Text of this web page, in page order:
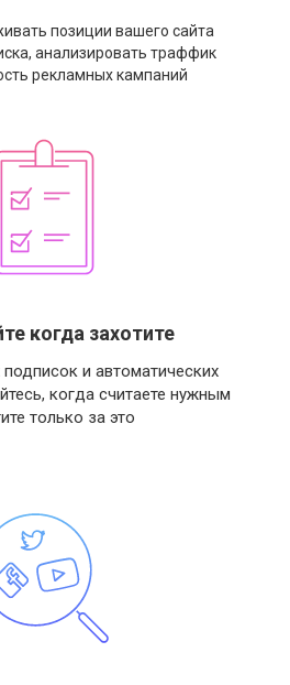
позиции вашего сайта
анализировать траффик
рекламных кампаний
когда захотите
и автоматических
когда считаете нужным
только за это